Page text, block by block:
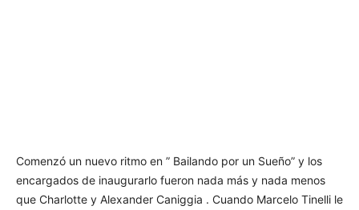
Comenzó un nuevo ritmo en ” Bailando por un Sueño” y los
encargados de inaugurarlo fueron nada más y nada menos
que Charlotte y Alexander Caniggia . Cuando Marcelo Tinelli le